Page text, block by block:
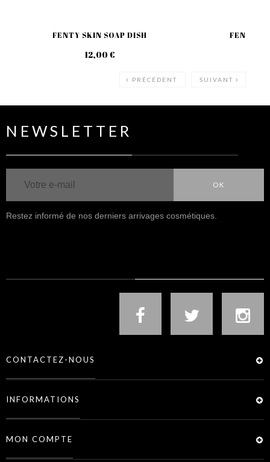
FENTY SKIN SOAP DISH
12,00 €
FENTY
PRÉCÉDENT SUIVANT
NEWSLETTER
OK
Restez informé de nos derniers arrivages cosmétiques.
CONTACTEZ-NOUS
INFORMATIONS
MON COMPTE